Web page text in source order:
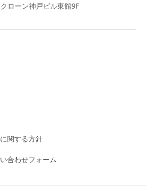
ローン神戸ビル東館9F
関する方針
合わせフォーム